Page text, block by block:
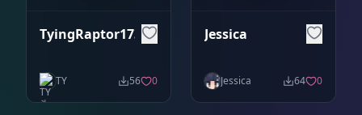
TyingRaptor1732
TY 56 0
Jessica
Jessica 64 0